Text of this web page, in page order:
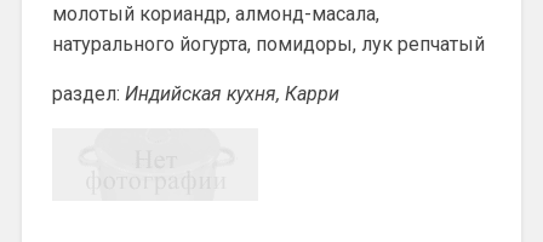
молотый кориандр, алмонд-масала,
натурального йогурта, помидоры, лук репчатый
раздел: Индийская кухня, Карри